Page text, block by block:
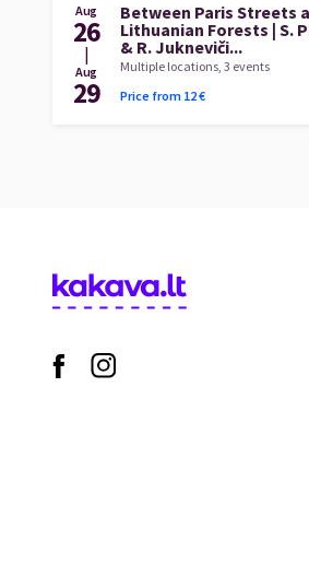
Aug
26
|
Aug
29
Between Paris Streets
Lithuanian Forests | S.
& R. Jukneviči...
Multiple locations, 3 events
Price from 12€